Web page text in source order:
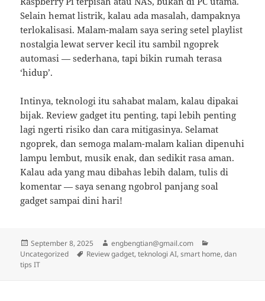
Selain hemat listrik, kalau ada masalah, dampaknya
terlokalisasi. Malam-malam saya sering setel playlist
nostalgia lewat server kecil itu sambil ngoprek
automasi — sederhana, tapi bikin rumah terasa
‘hidup’.
Intinya, teknologi itu sahabat malam, kalau dipakai
bijak. Review gadget itu penting, tapi lebih penting
lagi ngerti risiko dan cara mitigasinya. Selamat
ngoprek, dan semoga malam-malam kalian dipenuhi
lampu lembut, musik enak, dan sedikit rasa aman.
Kalau ada yang mau dibahas lebih dalam, tulis di
komentar — saya senang ngobrol panjang soal
gadget sampai dini hari!
Posted
on
September 8, 2025 Author
engbengtian@gmail.com
Uncategorized
Tags
Review gadget, teknologi AI, smart home, dan
tips IT